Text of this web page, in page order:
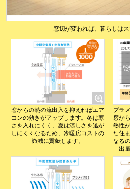
窓辺が変われば、暮らしは
窓からの熱の流出入を抑えればエア
コンの効きがアップします。冬は寒
さを入れにくく、夏は涼しさを逃が
しにくくなるため、冷暖房コストの
節減に貢献します。
プラ
窓か
熱性
た住
なる
出